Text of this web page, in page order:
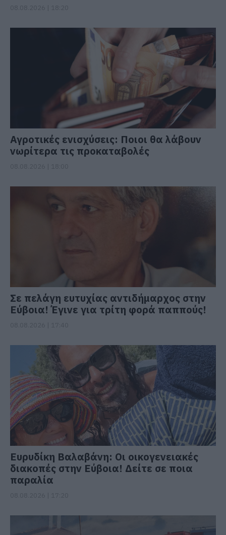
Αγροτικές ενισχύσεις: Ποιοι θα λάβουν
νωρίτερα τις προκαταβολές
Σε πελάγη ευτυχίας αντιδήμαρχος στην
Εύβοια! Έγινε για τρίτη φορά παππούς!
Ευρυδίκη Βαλαβάνη: Οι οικογενειακές
διακοπές στην Εύβοια! Δείτε σε ποια
παραλία